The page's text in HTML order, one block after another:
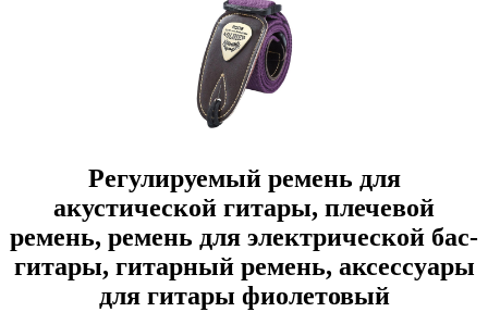
Регулируемый ремень для
акустической гитары, плечевой
ремень, ремень для электрической бас-
гитары, гитарный ремень, аксессуары
для гитары фиолетовый